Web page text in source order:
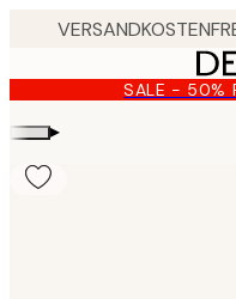
content.
SALE - 50%
▸